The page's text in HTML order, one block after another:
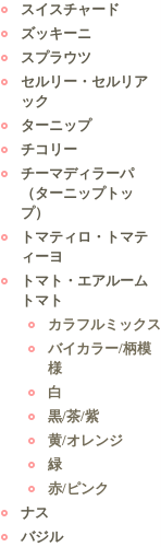
スイスチャード
ズッキーニ
スプラウツ
セルリー・セルリア
ック
ターニップ
チコリー
チーマディラーパ
（ターニップトッ
プ）
トマティロ・トマテ
ィーヨ
トマト・エアルーム
トマト
カラフルミックス
バイカラー/柄模
様
白
黒/茶/紫
黄/オレンジ
緑
赤/ピンク
ナス
バジル